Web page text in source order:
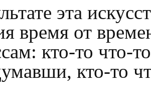
эта
время от
кто-то что-
кто-то